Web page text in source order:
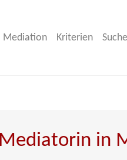
Mediation Kriterien Suche
in